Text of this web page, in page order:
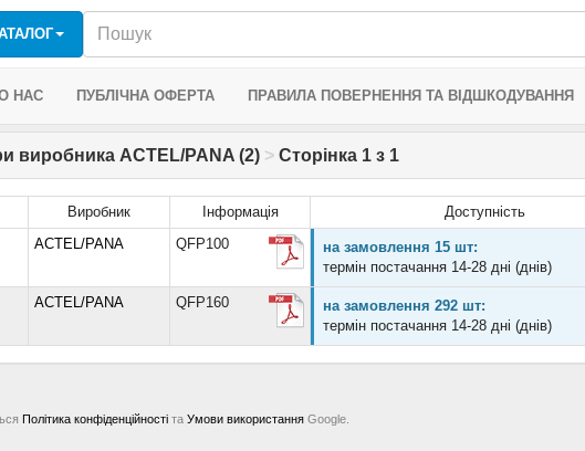
НАС ПУБЛІЧНА ОФЕРТА ПРАВИЛА ПОВЕРНЕННЯ ТА ВІДШКОДУВАННЯ
виробника ACTEL/PANA (2) > Сторінка 1 з 1
Виробник Інформація Доступність
ACTEL/PANA QFP100
на замовлення 15 шт:
термін постачання 14-28 дні (днів)
ACTEL/PANA QFP160
на замовлення 292 шт:
термін постачання 14-28 дні (днів)
Політика конфіденційності та Умови використання Google.